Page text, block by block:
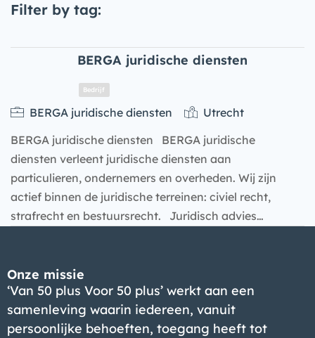
Filter by tag:
BERGA juridische diensten
BERGA juridische diensten
Utrecht
BERGA juridische diensten BERGA juridische
diensten verleent juridische diensten aan
particulieren, ondernemers en overheden. Wij zijn
actief binnen de juridische terreinen: civiel recht,
strafrecht en bestuursrecht. Juridisch advies…
Onze missie
‘Van 50 plus Voor 50 plus’ werkt aan een
samenleving waarin iedereen, vanuit
persoonlijke behoeften, toegang heeft tot